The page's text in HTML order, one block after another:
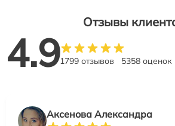
Отзывы
4.91799 отзывов 5358 оценок
Аксенова Александра